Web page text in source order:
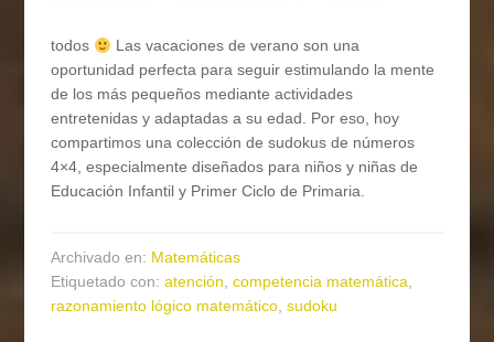
todos
Las vacaciones de verano son una
oportunidad perfecta para seguir estimulando la mente
de los más pequeños mediante actividades
entretenidas y adaptadas a su edad. Por eso, hoy
compartimos una colección de sudokus de números
4×4, especialmente diseñados para niños y niñas de
Educación Infantil y Primer Ciclo de Primaria.
Archivado en: Matemáticas
Etiquetado con:atención,competencia matemática,
razonamiento lógico matemático,sudoku